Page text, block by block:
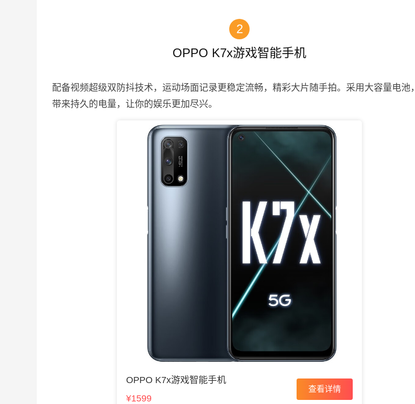
2
OPPO K7x游戏智能手机
配备视频超级双防抖技术，运动场面记录更稳定流畅，精彩大片随手拍。采用大容量电池，
带来持久的电量，让你的娱乐更加尽兴。
OPPO K7x游戏智能手机
¥1599
查看详情